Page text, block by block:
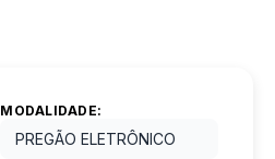
MODALIDADE:
PREGÃO ELETRÔNICO